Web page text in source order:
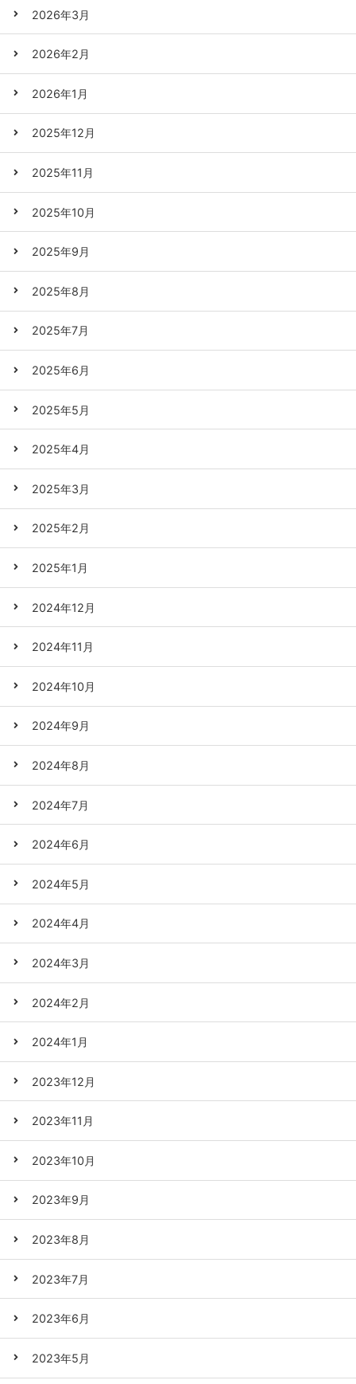
2026年3月
2026年2月
2026年1月
2025年12月
2025年11月
2025年10月
2025年9月
2025年8月
2025年7月
2025年6月
2025年5月
2025年4月
2025年3月
2025年2月
2025年1月
2024年12月
2024年11月
2024年10月
2024年9月
2024年8月
2024年7月
2024年6月
2024年5月
2024年4月
2024年3月
2024年2月
2024年1月
2023年12月
2023年11月
2023年10月
2023年9月
2023年8月
2023年7月
2023年6月
2023年5月